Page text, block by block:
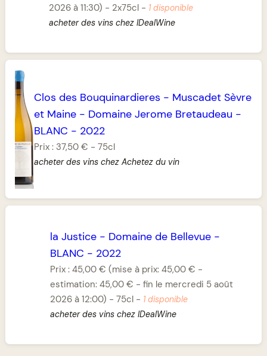
2026 à 11:30) - 2x75cl- 1 disponible
acheter des vins chez IDealWine
Clos des Bouquinardieres - Muscadet Sèvre
et Maine - Domaine Jerome Bretaudeau -
BLANC - 2022
Prix : 37,50 € -75cl
acheter des vins chez Achetez du vin
la Justice - Domaine de Bellevue -
BLANC - 2022
Prix :45,00 € (mise à prix: 45,00 € -
estimation: 45,00 € - fin le mercredi 5 août
2026 à 12:00) -75cl - 1 disponible
acheter des vins chez IDealWine